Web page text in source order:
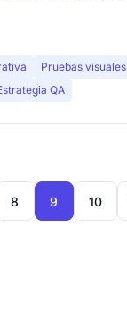
Pruebas visuales
QA
8 9 10